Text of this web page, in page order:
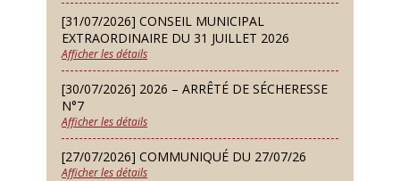
Samedi 12 Sep
Défi de pêche aux leurres (concept
lure house)
Dimanche 13 Sep
Repas de fouées
Lundi 14 Sep
Conseil municipal du 14 septembre
2026
[31/07/2026] CONSEIL MUNICIPAL
EXTRAORDINAIRE DU 31 JUILLET 2026
Afficher les détails
[30/07/2026] 2026 – ARRÊTÉ DE SÉCHERESSE
N°7
Afficher les détails
[27/07/2026] COMMUNIQUÉ DU 27/07/26
Afficher les détails